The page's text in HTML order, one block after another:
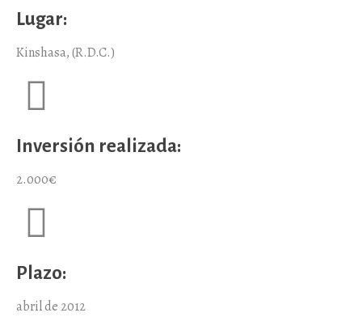
Lugar:
Kinshasa, (R.D.C.)
Inversión realizada:
2.000€
Plazo:
abril de 2012